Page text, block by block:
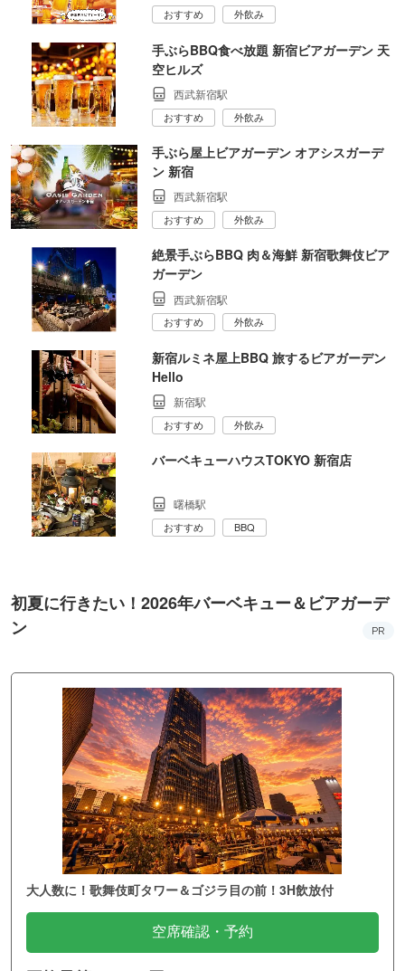
おすすめ 外飲み
手ぶらBBQ食べ放題 新宿ビアガーデン 天
空ヒルズ
西武新宿駅
おすすめ 外飲み
手ぶら屋上ビアガーデン オアシスガーデ
ン 新宿
西武新宿駅
おすすめ 外飲み
絶景手ぶらBBQ 肉＆海鮮 新宿歌舞伎ビア
ガーデン
西武新宿駅
おすすめ 外飲み
新宿ルミネ屋上BBQ 旅するビアガーデン
Hello
新宿駅
おすすめ 外飲み
バーベキューハウスTOKYO 新宿店
曙橋駅
おすすめ BBQ
初夏に行きたい！2026年バーベキュー＆ビアガーデ
ン
PR
大人数に！歌舞伎町タワー＆ゴジラ目の前！3H飲放付
空席確認・予約